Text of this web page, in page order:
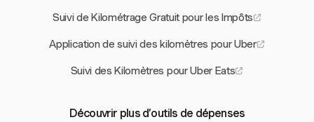
Suivi de Kilométrage Gratuit pour les Impôts
Application de suivi des kilomètres pour Uber
Suivi des Kilomètres pour Uber Eats
Découvrir plus d’outils de dépenses